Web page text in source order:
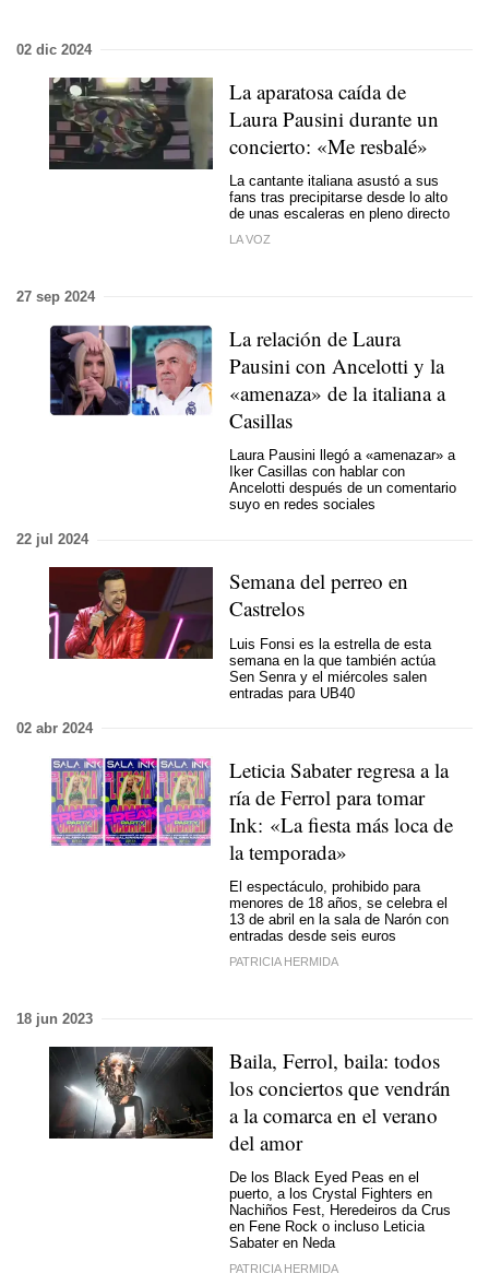
02 dic 2024
La aparatosa caída de
Laura Pausini durante un
concierto: «Me resbalé»
La cantante italiana asustó a sus
fans tras precipitarse desde lo alto
de unas escaleras en pleno directo
LA VOZ
27 sep 2024
La relación de Laura
Pausini con Ancelotti y la
«amenaza» de la italiana a
Casillas
Laura Pausini llegó a «amenazar» a
Iker Casillas con hablar con
Ancelotti después de un comentario
suyo en redes sociales
22 jul 2024
Semana del perreo en
Castrelos
Luis Fonsi es la estrella de esta
semana en la que también actúa
Sen Senra y el miércoles salen
entradas para UB40
02 abr 2024
Leticia Sabater regresa a la
ría de Ferrol para tomar
Ink: «La fiesta más loca de
la temporada»
El espectáculo, prohibido para
menores de 18 años, se celebra el
13 de abril en la sala de Narón con
entradas desde seis euros
PATRICIA HERMIDA
18 jun 2023
Baila, Ferrol, baila: todos
los conciertos que vendrán
a la comarca en el verano
del amor
De los Black Eyed Peas en el
puerto, a los Crystal Fighters en
Nachiños Fest, Heredeiros da Crus
en Fene Rock o incluso Leticia
Sabater en Neda
PATRICIA HERMIDA